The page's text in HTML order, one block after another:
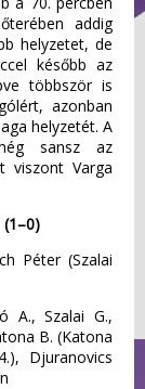
addig
helyzetet, de
később az
többször is
azonban
helyzetét. A
sansz az
viszont Varga
(1–0)
Péter (Szalai
A., Szalai G.,
B. (Katona
Djuranovics